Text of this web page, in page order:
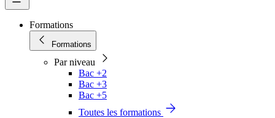
Formations
Formations
Par niveau
Bac +2
Bac +3
Bac +5
Toutes les formations